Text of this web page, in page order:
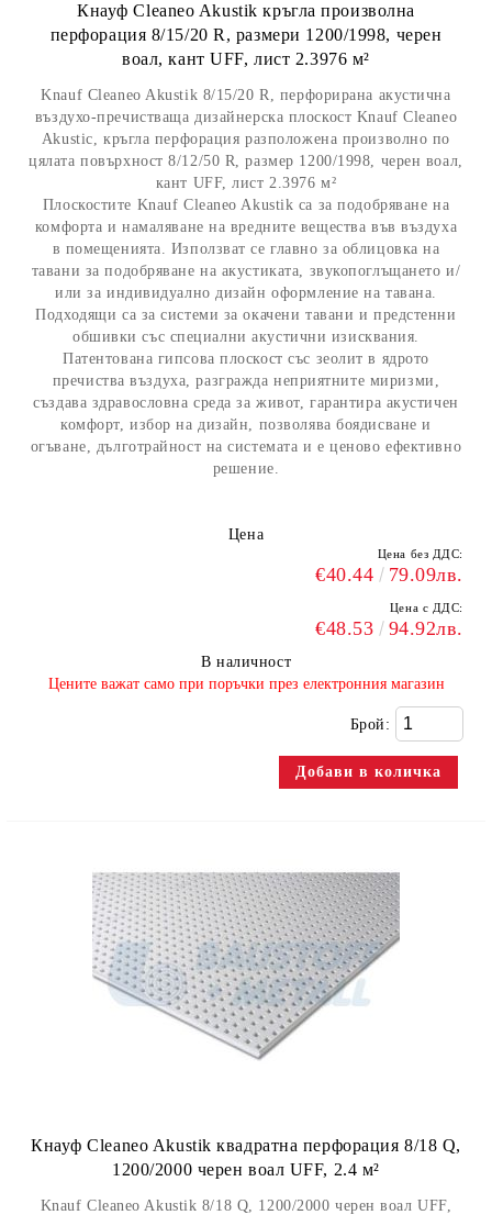
Кнауф Cleaneo Akustik кръгла произволна
перфорация 8/15/20 R, размери 1200/1998, черен
воал, кант UFF, лист 2.3976 м²
Knauf Cleaneo Akustik 8/15/20 R, перфорирана акустична
въздухо-пречистваща дизайнерска плоскост Knauf Cleaneo
Akustic, кръгла перфорация разположена произволно по
цялата повърхност 8/12/50 R, размер 1200/1998, черен воал,
кант UFF, лист 2.3976 м²
Плоскостите Knauf Cleaneo Akustik са за подобряване на
комфорта и намаляване на вредните вещества във въздуха
в помещенията. Използват се главно за облицовка на
тавани за подобряване на акустиката, звукопоглъщането и/
или за индивидуално дизайн оформление на тавана.
Подходящи са за системи за окачени тавани и предстенни
обшивки със специални акустични изисквания.
Патентована гипсова плоскост със зеолит в ядрото
пречиства въздуха, разгражда неприятните миризми,
създава здравословна среда за живот, гарантира акустичен
комфорт, избор на дизайн, позволява боядисване и
огъване, дълготрайност на системата и е ценово ефективно
решение.
Цена
Цена без ДДС:
€40.44 79.09лв.
Цена с ДДС:
€48.53 94.92лв.
В наличност
​Цените важат само при поръчки през електронния магазин
Брой:
Кнауф Cleaneo Akustik квадратна перфорация 8/18 Q,
1200/2000 черен воал UFF, 2.4 м²
Knauf Cleaneo Akustik 8/18 Q, 1200/2000 черен воал UFF,